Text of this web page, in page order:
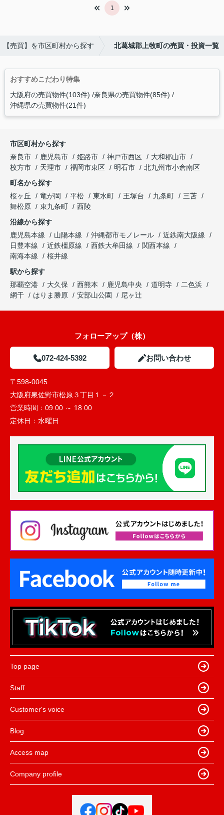
1
【売買】を市区町村から探す 北葛城郡上牧町の売買・投資一覧
おすすめこだわり特集
大阪府の売買物件(103件) 奈良県の売買物件(85件)
沖縄県の売買物件(21件)
市区町村から探す
奈良市
鹿児島市 姫路市 神戸市西区
大和郡山市
枚方市
天理市 福岡市東区 明石市
北九州市小倉南区
町名から探す
桜ヶ丘
竜が岡 平松 東水町 王塚台 九条町
三苫
舞松原
東九条町
西陵
沿線から探す
鹿児島本線
山陽本線 沖縄都市モノレール
近鉄南大阪線
日豊本線
近鉄橿原線 西鉄大牟田線
関西本線
南海本線
桜井線
駅から探す
那覇空港
大久保 西熊本 鹿児島中央 道明寺
二色浜
網干
はりま勝原 安部山公園 尼ヶ辻
フォローアップ（株）
072-424-5392 お問い合わせ
〒598-0045
大阪府泉佐野市松原３丁目１－２
営業時間： 09:00 ～ 18:00
定休日： 水曜日
Top page
Staff
Customer's voice
Blog
Access map
Company profile